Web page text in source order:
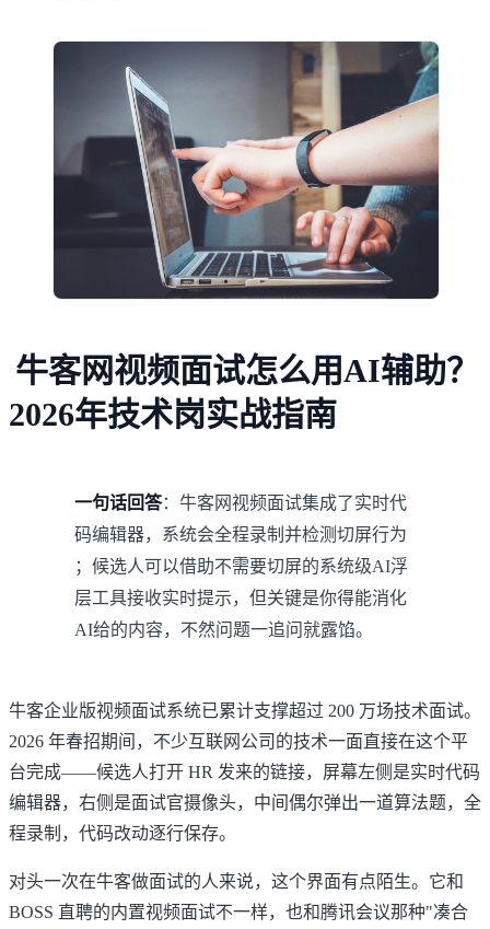
牛客网视频面试怎么用AI辅助？
2026年技术岗实战指南
一句话回答：牛客网视频面试集成了实时代
码编辑器，系统会全程录制并检测切屏行为
；候选人可以借助不需要切屏的系统级AI浮
层工具接收实时提示，但关键是你得能消化
AI给的内容，不然问题一追问就露馅。
牛客企业版视频面试系统已累计支撑超过 200 万场技术面试。
2026 年春招期间，不少互联网公司的技术一面直接在这个平
台完成——候选人打开 HR 发来的链接，屏幕左侧是实时代码
编辑器，右侧是面试官摄像头，中间偶尔弹出一道算法题，全
程录制，代码改动逐行保存。
对头一次在牛客做面试的人来说，这个界面有点陌生。它和
BOSS 直聘的内置视频面试不一样，也和腾讯会议那种"凑合